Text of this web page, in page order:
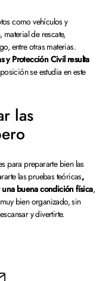
como vehículos y
de rescate,
entre otras materias.
y Protección Civil resulta
se estudia en este
las
para prepararte bien las
las pruebas teóricas,
buena condición física,
bien organizado, sin
y divertirte.